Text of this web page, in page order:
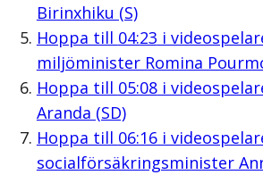
Birinxhiku (S)
Hoppa till 04:23 i
miljöminister Romina
Hoppa till 05:08i
Aranda (SD)
Hoppa till 06:16i
socialförsäkringsminister